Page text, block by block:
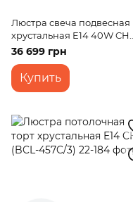
Люстра свеча подвесная
хрустальная E14 40W CH
(BCL-264S/8)
36 699 грн
Купить